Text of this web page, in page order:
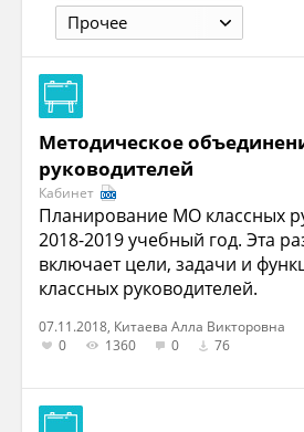
Прочее
Методическое
руководителей
Кабинет
Планирование МО классных
2018-2019 учебный год. Эта
включает цели, задачи и
классных руководителей.
07.11.2018, Китаева Алла Викторовна
0
1360 0 76